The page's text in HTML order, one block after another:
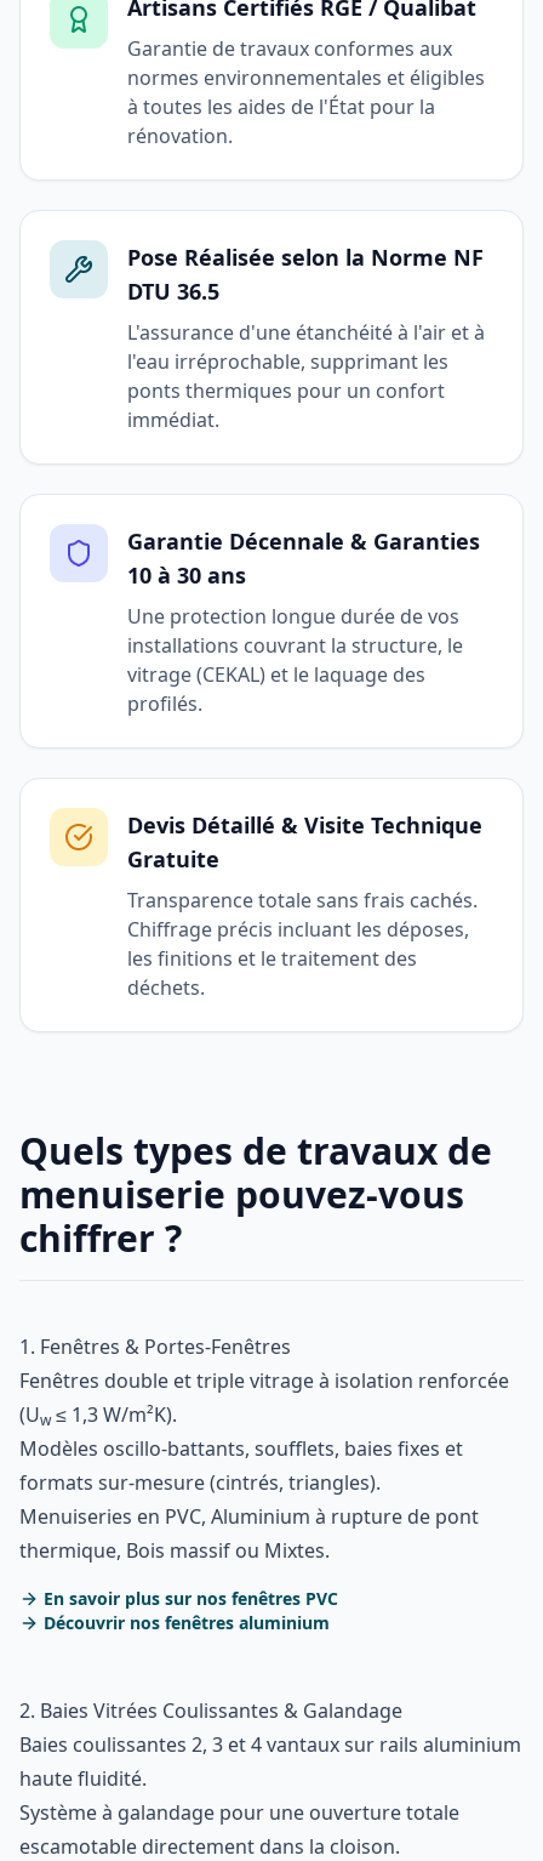
Artisans Certifiés RGE / Qualibat
Garantie de travaux conformes aux
normes environnementales et éligibles
à toutes les aides de l'État pour la
rénovation.
Pose Réalisée selon la Norme NF
DTU 36.5
L'assurance d'une étanchéité à l'air et à
l'eau irréprochable, supprimant les
ponts thermiques pour un confort
immédiat.
Garantie Décennale & Garanties
10 à 30 ans
Une protection longue durée de vos
installations couvrant la structure, le
vitrage (CEKAL) et le laquage des
profilés.
Devis Détaillé & Visite Technique
Gratuite
Transparence totale sans frais cachés.
Chiffrage précis incluant les déposes,
les finitions et le traitement des
déchets.
Quels types de travaux de
menuiserie pouvez-vous
chiffrer ?
1. Fenêtres & Portes-Fenêtres
Fenêtres double et triple vitrage à isolation renforcée
(Uw≤ 1,3 W/m²K).
Modèles oscillo-battants, soufflets, baies fixes et
formats sur-mesure (cintrés, triangles).
Menuiseries en PVC, Aluminium à rupture de pont
thermique, Bois massif ou Mixtes.
En savoir plus sur nos fenêtres PVC
Découvrir nos fenêtres aluminium
2. Baies Vitrées Coulissantes & Galandage
Baies coulissantes 2, 3 et 4 vantaux sur rails aluminium
haute fluidité.
Système à galandage pour une ouverture totale
escamotable directement dans la cloison.